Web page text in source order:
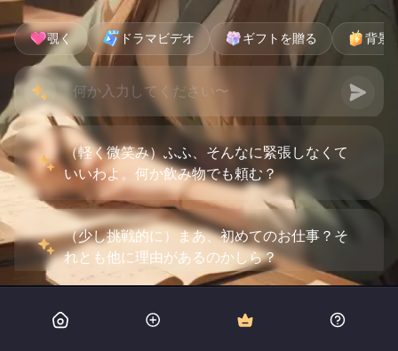
覗く ドラマビデオ ギフトを贈る 背景
（軽く微笑み）ふふ、そんなに緊張しなくて
いいわよ。何か飲み物でも頼む？
（少し挑戦的に）まあ、初めてのお仕事？そ
れとも他に理由があるのかしら？